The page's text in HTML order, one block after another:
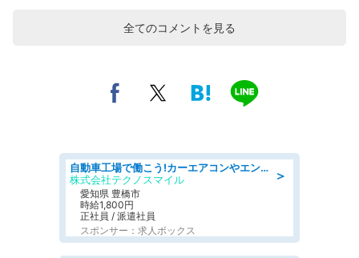
全てのコメントを見る
＞
自動車工場で働こう!カーエアコンやエンジンの製造・加工業務/寮完備 denso aichi
株式会社テクノスマイル
愛知県 豊橋市
時給1,800円
正社員 / 派遣社員
スポンサー：求人ボックス